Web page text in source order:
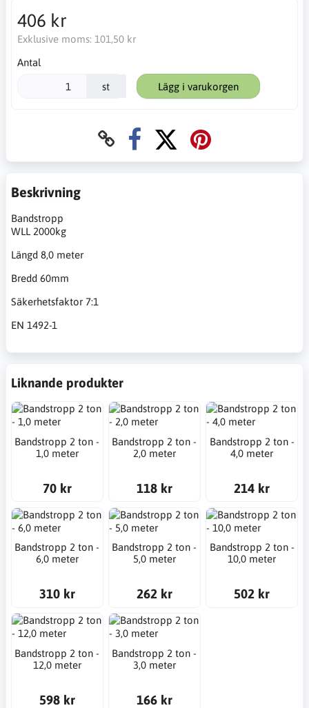
406 kr
Exklusive moms: 101,50 kr
Antal
st Lägg i varukorgen
Beskrivning
Bandstropp
WLL 2000kg
Längd 8,0 meter
Bredd 60mm
Säkerhetsfaktor 7:1
EN 1492-1
Liknande produkter
Bandstropp 2 ton -
1,0 meter
70 kr
Bandstropp 2 ton -
2,0 meter
118 kr
Bandstropp 2 ton -
4,0 meter
214 kr
Bandstropp 2 ton -
6,0 meter
310 kr
Bandstropp 2 ton -
5,0 meter
262 kr
Bandstropp 2 ton -
10,0 meter
502 kr
Bandstropp 2 ton -
12,0 meter
598 kr
Bandstropp 2 ton -
3,0 meter
166 kr